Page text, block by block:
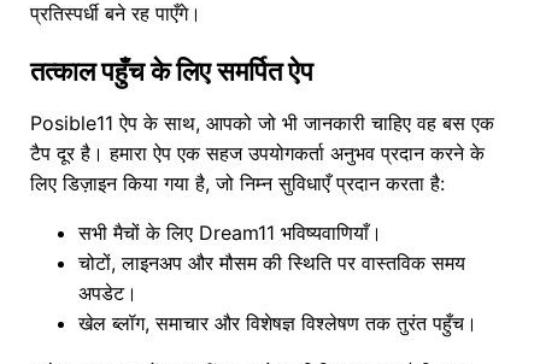
प्रतिस्पर्धी बने रह पाएँगे।
तत्काल पहुँच के लिए समर्पित ऐप
Posible11 ऐप के साथ, आपको जो भी जानकारी चाहिए वह बस एक
टैप दूर है। हमारा ऐप एक सहज उपयोगकर्ता अनुभव प्रदान करने के
लिए डिज़ाइन किया गया है, जो निम्न सुविधाएँ प्रदान करता है:
सभी मैचों के लिए Dream11 भविष्यवाणियाँ।
चोटों, लाइनअप और मौसम की स्थिति पर वास्तविक समय
अपडेट।
खेल ब्लॉग, समाचार और विशेषज्ञ विश्लेषण तक तुरंत पहुँच।